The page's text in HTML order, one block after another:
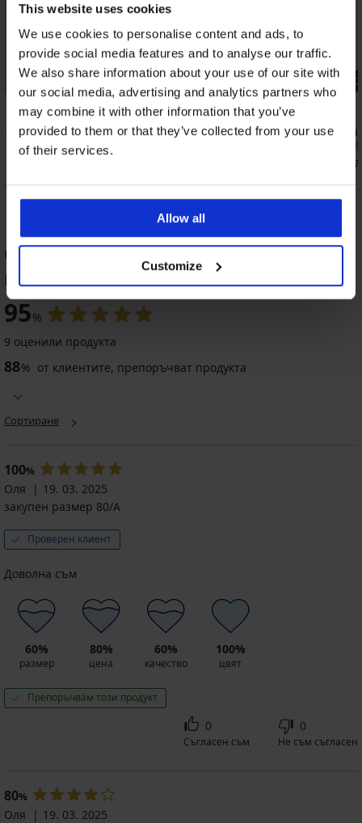
This website uses cookies
We use cookies to personalise content and ads, to
provide social media features and to analyse our traffic.
We also share information about your use of our site with
our social media, advertising and analytics partners who
may combine it with other information that you’ve
provided to them or that they’ve collected from your use
of their services.
Allow all
Customize
4,7
без
Bestseller
4,9
Смаляващ сутиен Triumph True Shape
Sensation неподплатен
56,99 €(111,46 лв.)
-20% GET20
Сутиен
-20 % GET20
Сутиен
Michelle
неподплатен
€
(123,20
лв.)
50,39
€
(98,55
код
ОЦЕНКА НА ПРОДУКТ Сутиен Klara
неподплатен
95%
9 оценили продукта
88% от клиентите, препоръчват продукта
Сортиране
100%
Оля
19. 03. 2025
закупен размер 80/A
Проверен клиент
Доволна съм
60%
размер
80%
цена
60%
качество
100%
цвят
Препоръчвам този продукт
0
Съгласен съм
0
Не съм съгласен
80%
Оля
19. 03. 2025